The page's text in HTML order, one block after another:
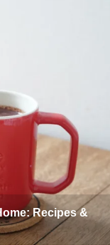
Recipes &